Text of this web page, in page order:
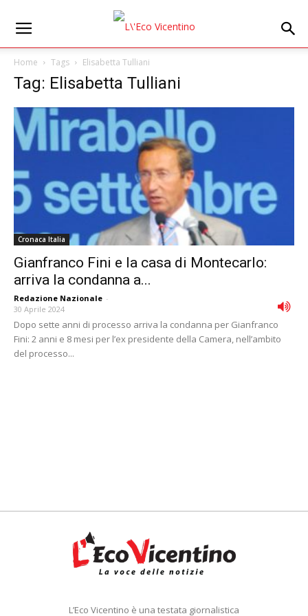
Home Tags Elisabetta Tulliani
Tag: Elisabetta Tulliani
Cronaca Italia
Gianfranco Fini e la casa di Montecarlo:
arriva la condanna a...
Redazione Nazionale -
30 Aprile 2024
Dopo sette anni di processo arriva la condanna per Gianfranco
Fini: 2 anni e 8 mesi per l’ex presidente della Camera, nell’ambito
del processo...
L’Eco Vicentino è una testata giornalistica